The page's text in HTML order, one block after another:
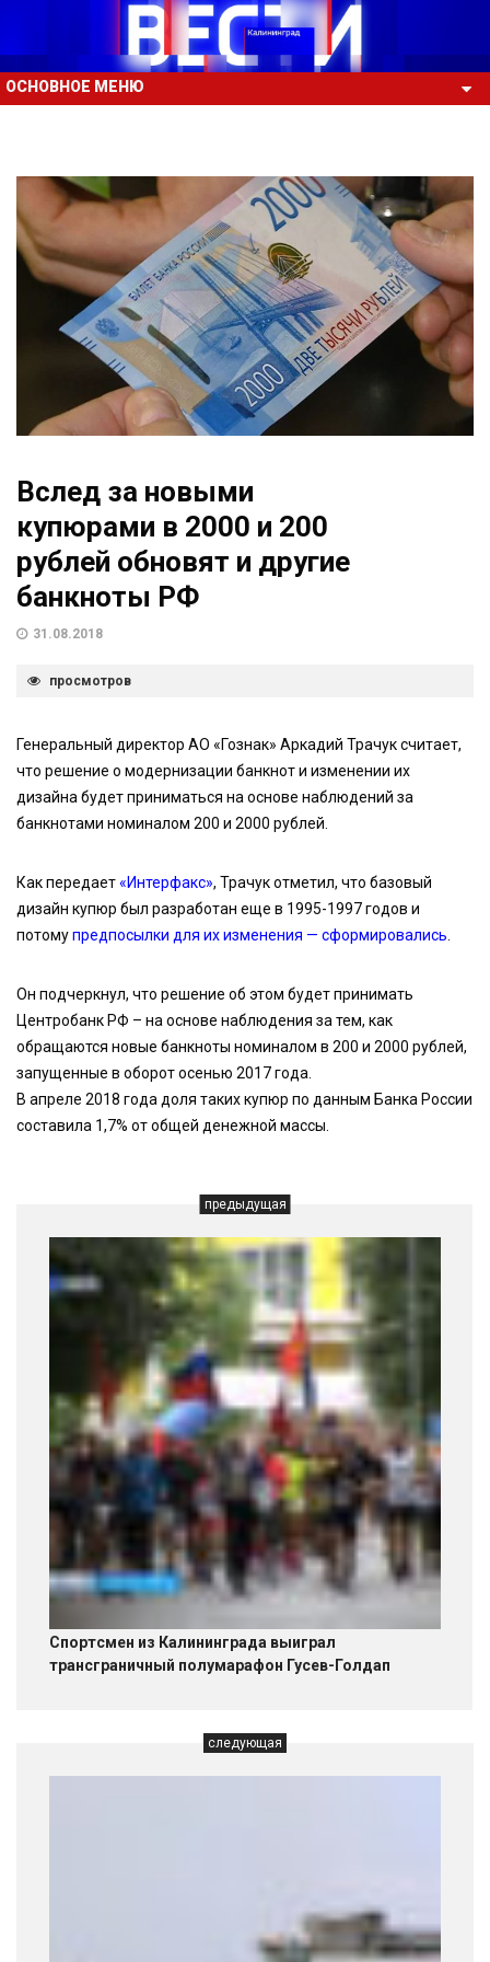
ОСНОВНОЕ МЕНЮ
Вслед за новыми
купюрами в 2000 и 200
рублей обновят и другие
банкноты РФ
31.08.2018
просмотров
Генеральный директор АО «Гознак» Аркадий Трачук считает,
что решение о модернизации банкнот и изменении их
дизайна будет приниматься на основе наблюдений за
банкнотами номиналом 200 и 2000 рублей.
Как передает«Интерфакс», Трачук отметил, что базовый
дизайн купюр был разработан еще в 1995-1997 годов и
потомупредпосылки для их изменения — сформировались
Он подчеркнул, что решение об этом будет принимать
Центробанк РФ – на основе наблюдения за тем, как
обращаются новые банкноты номиналом в 200 и 2000 рублей,
запущенные в оборот осенью 2017 года.
В апреле 2018 года доля таких купюр по данным Банка России
составила 1,7% от общей денежной массы.
предыдущая
Спортсмен из Калининграда выиграл
трансграничный полумарафон Гусев-Голдап
следующая